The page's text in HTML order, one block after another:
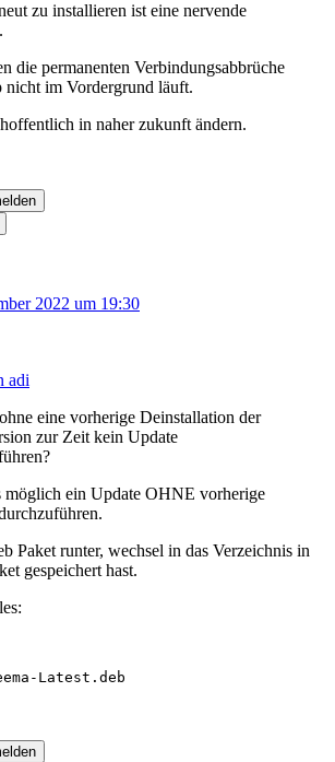
zu installieren ist eine nervende
die permanenten Verbindungsabbrüche
nicht im Vordergrund läuft.
in naher zukunft ändern.
2022 um 19:30
adi
eine vorherige Deinstallation der
zur Zeit kein Update
möglich ein Update OHNE vorherige
Paket runter, wechsel in das Verzeichnis in
gespeichert hast.
Latest.deb